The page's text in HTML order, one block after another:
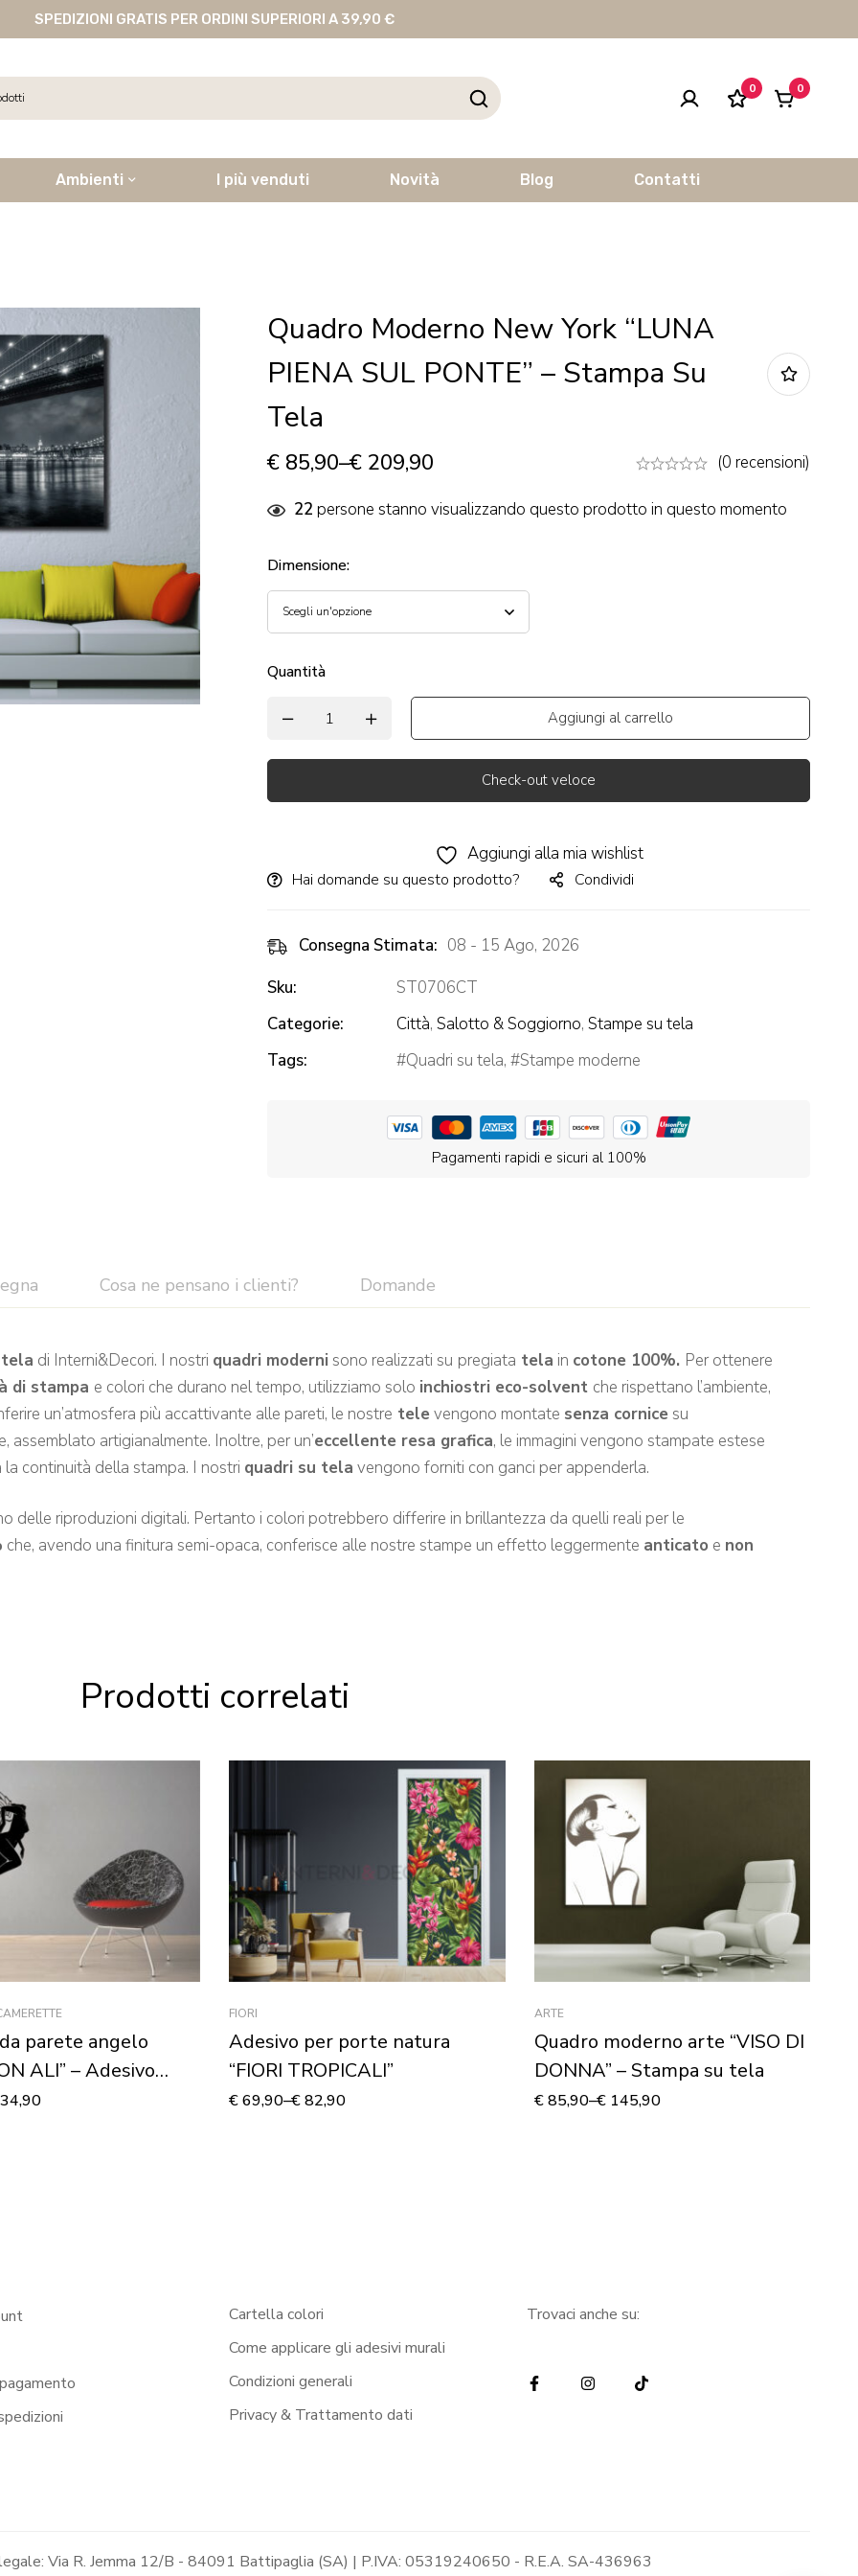
SPEDIZIONI GRATIS PER ORDINI SUPERIORI A 39,90 €
0 0
Ambienti I più venduti Novità Blog Contatti
Quadro Moderno New York “LUNA
PIENA SUL PONTE” – Stampa Su
Tela
€ 85,90–€ 209,90 (0 recensioni)
22 persone stanno visualizzando questo prodotto in questo momento
Dimensione:
Quantità
Aggiungi al carrello
Check-out veloce
Aggiungi alla mia wishlist
Hai domande su questo prodotto? Condividi
Consegna Stimata: 08 - 15 Ago, 2026
Sku:
ST0706CT
Categorie:
Città, Salotto & Soggiorno, Stampe su tela
Tags:
Quadri su tela, Stampe moderne
Pagamenti rapidi e sicuri al 100%
Cosa ne pensano i clienti? Domande
di Interni&Decori. I nostri quadri moderni sono realizzati su pregiata tela in cotone 100%. Per ottenere
di stampa e colori che durano nel tempo, utilizziamo solo inchiostri eco-solvent che rispettano l’ambiente,
un’atmosfera più accattivante alle pareti, le nostre tele vengono montate senza cornice su
assemblato artigianalmente. Inoltre, per un’eccellente resa grafica, le immagini vengono stampate estese
continuità della stampa. I nostri quadri su tela vengono forniti con ganci per appenderla.
delle riproduzioni digitali. Pertanto i colori potrebbero differire in brillantezza da quelli reali per le
che, avendo una finitura semi-opaca, conferisce alle nostre stampe un effetto leggermente anticato e non
Prodotti correlati
parete angelo
ALI” – Adesivo
FIORI
Adesivo per porte natura
“FIORI TROPICALI”
€69,90–€82,90
ARTE
Quadro moderno arte “VISO DI
DONNA” – Stampa su tela
€85,90–€145,90
Cartella colori
Come applicare gli adesivi murali
Condizioni generali
Privacy & Trattamento dati
Trovaci anche su:
Via R. Jemma 12/B - 84091 Battipaglia (SA) | P.IVA: 05319240650 - R.E.A. SA-436963